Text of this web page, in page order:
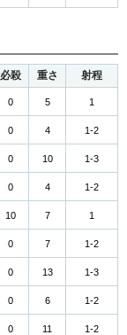
必殺 重さ 射程
0 5 1
0 4 1-2
0 10 1-3
0 4 1-2
10 7 1
0 7 1-2
0 13 1-3
0 6 1-2
0 11 1-2